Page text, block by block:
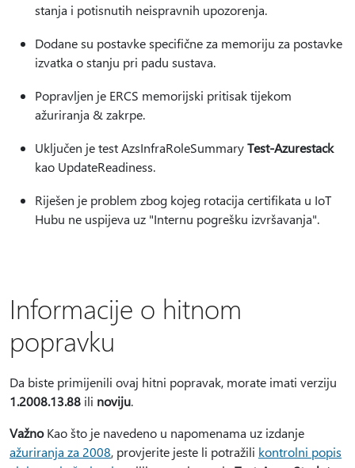
stanja i potisnutih neispravnih upozorenja.
Dodane su postavke specifične za memoriju za postavke
izvatka o stanju pri padu sustava.
Popravljen je ERCS memorijski pritisak tijekom
ažuriranja & zakrpe.
Uključen je test AzsInfraRoleSummaryTest-Azurestack
kao UpdateReadiness.
Riješen je problem zbog kojeg rotacija certifikata u IoT
Hubu ne uspijeva uz "Internu pogrešku izvršavanja".
Informacije o hitnom
popravku
Da biste primijenili ovaj hitni popravak, morate imati verziju
1.2008.13.88 ili noviju.
VažnoKao što je navedeno u napomenama uz izdanje
ažuriranja za 2008, provjerite jeste li potražili kontrolni popis